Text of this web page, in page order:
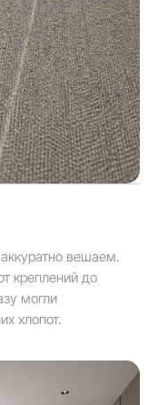
вешаем.
креплений до
могли
хлопот.